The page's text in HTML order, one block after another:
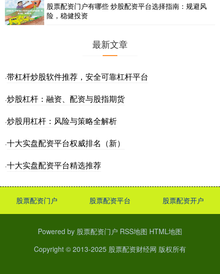
股票配资门户有哪些 炒股配资平台选择指南：规避风
险，稳健投资
最新文章
·带杠杆炒股软件推荐，安全可靠杠杆平台
·炒股杠杆：融资、配资与股指期货
·炒股用杠杆：风险与策略全解析
·十大实盘配资平台权威排名（新）
·十大实盘配资平台精选推荐
股票配资门户 股票配资平台 股票配资开户
Powered by 股票配资门户 RSS地图 HTML地图
Copyright © 2013-2025 股票配资财经网 版权所有